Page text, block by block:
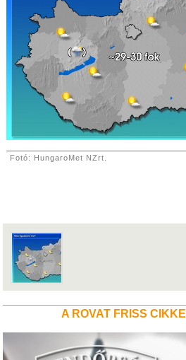
Fotó: HungaroMet NZrt.
A ROVAT FRISS CIKKEI